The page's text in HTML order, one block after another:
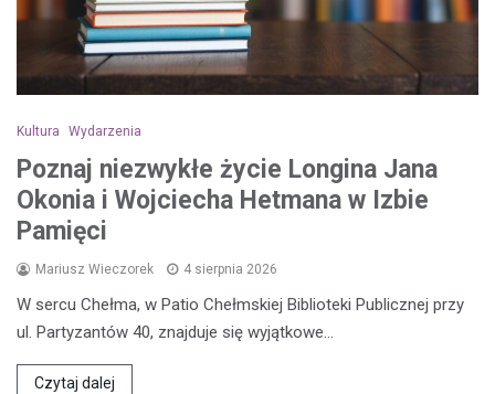
Kultura Wydarzenia
Poznaj niezwykłe życie Longina Jana
Okonia i Wojciecha Hetmana w Izbie
Pamięci
Mariusz Wieczorek 4 sierpnia 2026
W sercu Chełma, w Patio Chełmskiej Biblioteki Publicznej przy
ul. Partyzantów 40, znajduje się wyjątkowe…
Czytaj dalej